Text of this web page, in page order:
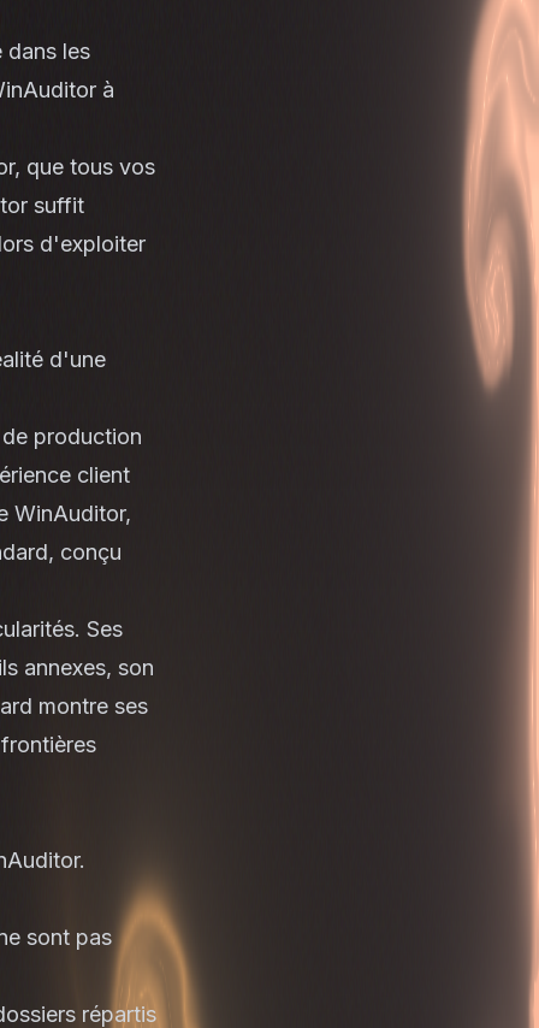
dans les
à
que tous vos
suffit
d'exploiter
d'une
production
client
WinAuditor,
conçu
Ses
annexes, son
montre ses
sont pas
répartis